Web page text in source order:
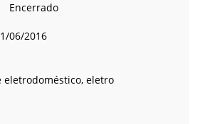
Encerrado
06/2016
eletro